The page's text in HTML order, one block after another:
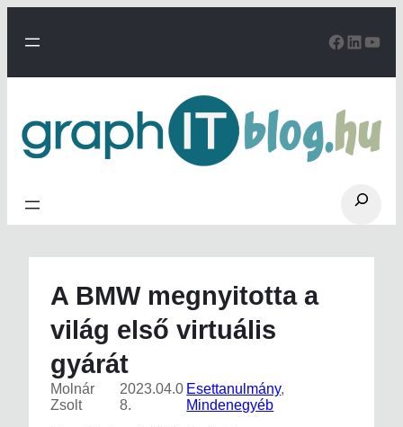
tartalomhoz
Search
A BMW megnyitotta a
világ első virtuális
gyárát
Molnár
Zsolt
2023.04.0
8.
Esettanulmány
Mindenegyéb